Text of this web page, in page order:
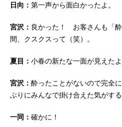
日向： 第一声から面白かったよ。
宮沢： 良かった！ お客さんも「
間、クスクスって（笑）。
夏目： 小春の新たな一面が見えた
宮沢： 酔ったことがないので完全
ぶりにみんなで掛け合えた気がする
一同： 確かに！